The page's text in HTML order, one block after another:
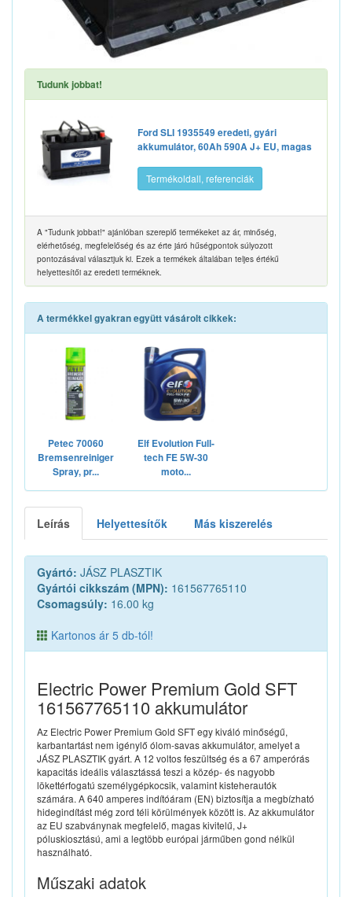
Tudunk jobbat!
Ford SLI 1935549 eredeti, gyári
akkumulátor, 60Ah 590A J+ EU, magas
Termékoldall, referenciák
A "Tudunk jobbat!" ajánlóban szereplő termékeket az ár, minőség,
elérhetőség, megfelelőség és az érte járó hűségpontok súlyozott
pontozásával választjuk ki. Ezek a termékek általában teljes értékű
helyettesítői az eredeti terméknek.
A termékkel gyakran együtt vásárolt cikkek:
Petec 70060
Bremsenreiniger
Spray, pr...
Elf Evolution Full-
tech FE 5W-30
moto...
Leírás Helyettesítők Más kiszerelés
Gyártó: JÁSZ PLASZTIK
Gyártói cikkszám (MPN): 161567765110
Csomagsúly: 16.00 kg
Kartonos ár 5 db-tól!
Electric Power Premium Gold SFT
161567765110 akkumulátor
Az Electric Power Premium Gold SFT egy kiváló minőségű,
karbantartást nem igénylő ólom-savas akkumulátor, amelyet a
JÁSZ PLASZTIK gyárt. A 12 voltos feszültség és a 67 amperórás
kapacitás ideális választássá teszi a közép- és nagyobb
lökettérfogatú személygépkocsik, valamint kisteherautók
számára. A 640 amperes indítóáram (EN) biztosítja a megbízható
hidegindítást még zord téli körülmények között is. Az akkumulátor
az EU szabványnak megfelelő, magas kivitelű, J+
póluskiosztású, ami a legtöbb európai járműben gond nélkül
használható.
Műszaki adatok